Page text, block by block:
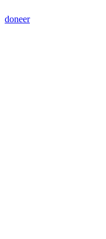
doneer